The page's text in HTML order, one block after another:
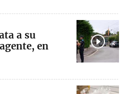
a su
en